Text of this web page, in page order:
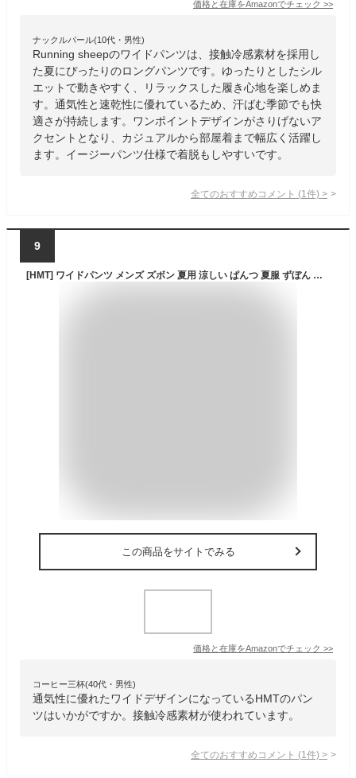
価格と在庫をAmazonでチェック >>
ナックルバール(10代・男性)
Running sheepのワイドパンツは、接触冷感素材を採用し
た夏にぴったりのロングパンツです。ゆったりとしたシル
エットで動きやすく、リラックスした履き心地を楽しめま
す。通気性と速乾性に優れているため、汗ばむ季節でも快
適さが持続します。ワンポイントデザインがさりげないア
クセントとなり、カジュアルから部屋着まで幅広く活躍し
ます。イージーパンツ仕様で着脱もしやすいです。
全てのおすすめコメント (1 件) >
9
[HMT] ワイドパンツ メンズ ズボン 夏用 涼しい ぱんつ 夏服 ずぼん 大きいサイズ ゆったり ボトムス 無地 ストレートパンツ 上品 ロングパンツ 加工シワ 冷感 スラックス 春 夏 秋
この商品をサイトでみる
価格と在庫をAmazonでチェック >>
コーヒー三杯(40代・男性)
通気性に優れたワイドデザインになっているHMTのパン
ツはいかがですか。接触冷感素材が使われています。
全てのおすすめコメント (1 件) >